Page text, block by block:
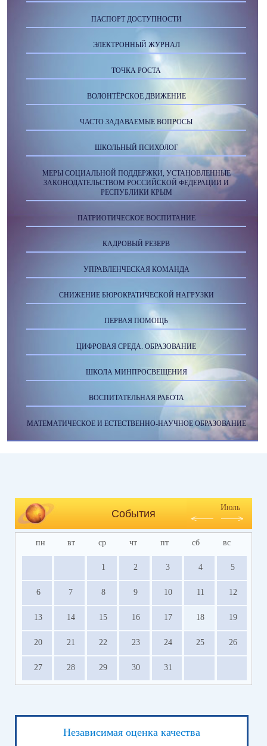
ПАСПОРТ ДОСТУПНОСТИ
ЭЛЕКТРОННЫЙ ЖУРНАЛ
ТОЧКА РОСТА
ВОЛОНТЁРСКОЕ ДВИЖЕНИЕ
ЧАСТО ЗАДАВАЕМЫЕ ВОПРОСЫ
ШКОЛЬНЫЙ ПСИХОЛОГ
МЕРЫ СОЦИАЛЬНОЙ ПОДДЕРЖКИ, УСТАНОВЛЕННЫЕ
ЗАКОНОДАТЕЛЬСТВОМ РОССИЙСКОЙ ФЕДЕРАЦИИ И
РЕСПУБЛИКИ КРЫМ
ПАТРИОТИЧЕСКОЕ ВОСПИТАНИЕ
КАДРОВЫЙ РЕЗЕРВ
УПРАВЛЕНЧЕСКАЯ КОМАНДА
СНИЖЕНИЕ БЮРОКРАТИЧЕСКОЙ НАГРУЗКИ
ПЕРВАЯ ПОМОЩЬ
ЦИФРОВАЯ СРЕДА. ОБРАЗОВАНИЕ
ШКОЛА МИНПРОСВЕЩЕНИЯ
ВОСПИТАТЕЛЬНАЯ РАБОТА
МАТЕМАТИЧЕСКОЕ И ЕСТЕСТВЕННО-НАУЧНОЕ ОБРАЗОВАНИЕ
События
Июль
пн вт ср чт пт сб вс
1 2 3 4 5
6 7 8 9 10 11 12
13 14 15 16 17 18 19
20 21 22 23 24 25 26
27 28 29 30 31
Независимая оценка качества